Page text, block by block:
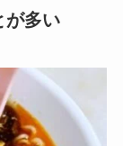
が多い